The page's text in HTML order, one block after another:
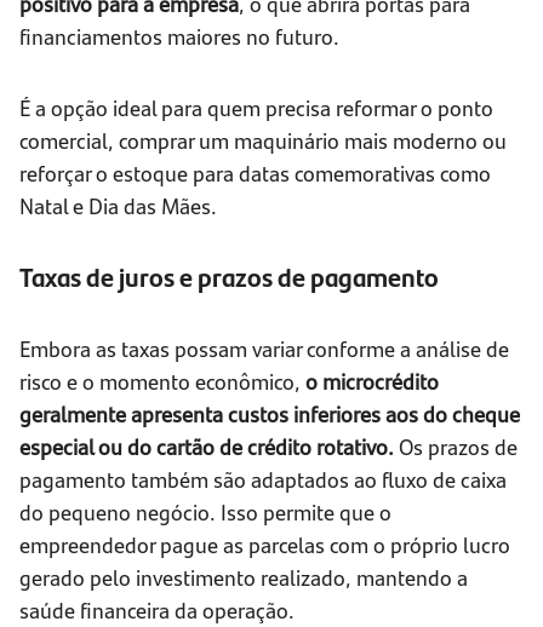
financiamentos maiores no futuro.
É a opção ideal para quem precisa reformar o ponto
comercial, comprar um maquinário mais moderno ou
reforçar o estoque para datas comemorativas como
Natal e Dia das Mães.
Taxas de juros e prazos de pagamento
Embora as taxas possam variar conforme a análise de
risco e o momento econômico, o microcrédito
geralmente apresenta custos inferiores aos do cheque
especial ou do cartão de crédito rotativo. Os prazos de
pagamento também são adaptados ao fluxo de caixa
do pequeno negócio. Isso permite que o
empreendedor pague as parcelas com o próprio lucro
gerado pelo investimento realizado, mantendo a
saúde financeira da operação.